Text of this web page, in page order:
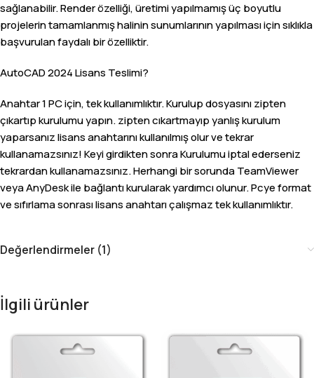
sağlanabilir. Render özelliği, üretimi yapılmamış üç boyutlu
projelerin tamamlanmış halinin sunumlarının yapılması için sıklıkla
başvurulan faydalı bir özelliktir.
AutoCAD 2024 Lisans Teslimi?
Anahtar 1 PC için, tek kullanımlıktır. Kurulup dosyasını zipten
çıkartıp kurulumu yapın. zipten cıkartmayıp yanlış kurulum
yaparsanız lisans anahtarını kullanılmış olur ve tekrar
kullanamazsınız! Keyi girdikten sonra Kurulumu iptal ederseniz
tekrardan kullanamazsınız. Herhangi bir sorunda TeamViewer
veya AnyDesk ile bağlantı kurularak yardımcı olunur. Pcye format
ve sıfırlama sonrası lisans anahtarı çalışmaz tek kullanımlıktır.
Değerlendirmeler (1)
İlgili ürünler